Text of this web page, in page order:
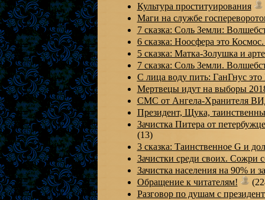
Культура проституирования
Маги на службе
7 сказка: Соль Земли:
6 сказка: Ноосфера это
5 сказка: Матка-Золушка и
7 сказка: Соль Земли.
С лица воду пить: ГанГнус
Мертвецы идут на выборы
СМС от Ангела-Хранителя
Президент, Щука,
Зачистка Питера от
(13)
3 сказка: Таинственное G и
Зачистки среди своих. Сожри
Зачистка населения на 90%
Обращение к читателям!
Разговор по душам с